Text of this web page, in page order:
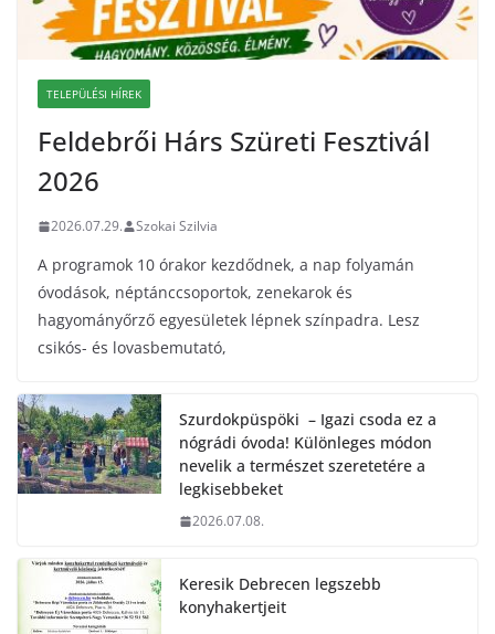
TELEPÜLÉSI HÍREK
Feldebrői Hárs Szüreti Fesztivál
2026
2026.07.29. Szokai Szilvia
A programok 10 órakor kezdődnek, a nap folyamán
óvodások, néptánccsoportok, zenekarok és
hagyományőrző egyesületek lépnek színpadra. Lesz
csikós- és lovasbemutató,
Szurdokpüspöki – Igazi csoda ez a
nógrádi óvoda! Különleges módon
nevelik a természet szeretetére a
legkisebbeket
2026.07.08.
Keresik Debrecen legszebb
konyhakertjeit